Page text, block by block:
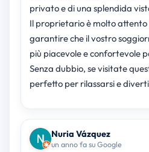
privato e di una splendida
Il proprietario è molto attento
garantire che il vostro
più piacevole e confortevole
Senza dubbio, se visitate
perfetto per rilassarsi e
Nuria Vázquez
un anno fa su Google